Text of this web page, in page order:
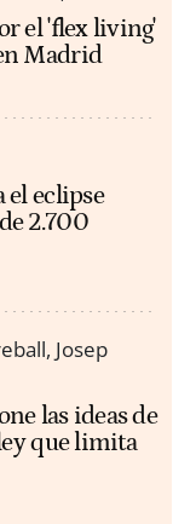
el 'flex living'
Madrid
el eclipse
2.700
las ideas de
que limita